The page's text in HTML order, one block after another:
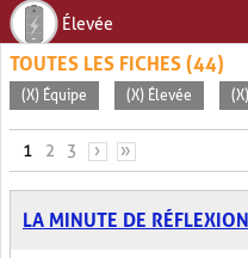
Élevée
TOUTES LES FICHES (44)
(X) Équipe (X) Élevée
PAGES
1 2 3 › »
LA MINUTE DE RÉFLEXION